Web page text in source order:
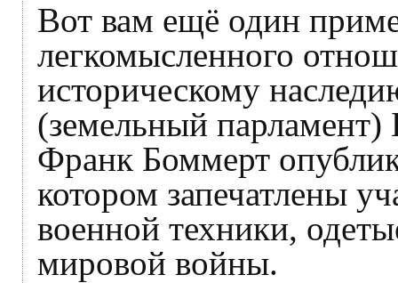
Вот вам ещё один
легкомысленного
историческому
(земельный
Франк Боммерт
котором запечатлены
военной техники,
мировой войны.